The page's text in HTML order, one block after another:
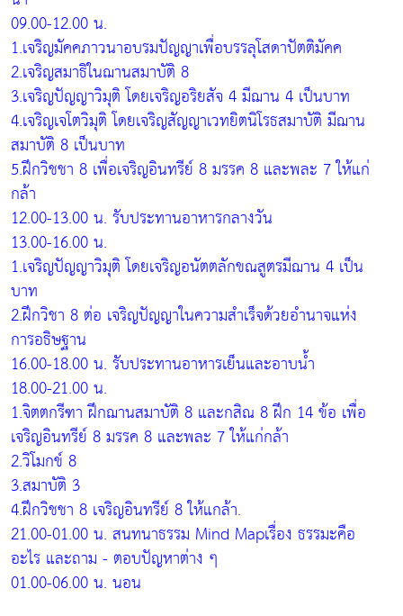
09.00-12.00 น.
1.เจริญมัคคภาวนาอบรมปัญญาเพื่อบรรลุโสดาปัตติมัคค
2.เจริญสมาธิในฌานสมาบัติ 8
3.เจริญปัญญาวิมุติ โดยเจริญอริยสัจ 4 มีฌาน 4 เป็นบาท
4.เจริญเจโตวิมุติ โดยเจริญสัญญาเวทยิตนิโรธสมาบัติ มีฌาน
สมาบัติ 8 เป็นบาท
5.ฝึกวิชชา 8 เพื่อเจริญอินทรีย์ 8 มรรค 8 และพละ 7 ให้แก่
กล้า
12.00-13.00 น. รับประทานอาหารกลางวัน
13.00-16.00 น.
1.เจริญปัญญาวิมุติ โดยเจริญอนัตตลักขณสูตรมีฌาน 4 เป็น
บาท
2.ฝึกวิชา 8 ต่อ เจริญปัญญาในความสำเร็จด้วยอำนาจแห่ง
การอธิษฐาน
16.00-18.00 น. รับประทานอาหารเย็นและอาบน้ำ
18.00-21.00 น.
1.จิตตกรีฑา ฝึกฌานสมาบัติ 8 และกสิณ 8 ฝึก 14 ข้อ เพื่อ
เจริญอินทรีย์ 8 มรรค 8 และพละ 7 ให้แก่กล้า
2.วิโมกข์ 8
3.สมาบัติ 3
4.ฝึกวิชชา 8 เจริญอินทรีย์ 8 ให้แกล้า.
21.00-01.00 น. สนทนาธรรม Mind Mapเรื่อง ธรรมะคือ
อะไร และถาม - ตอบปัญหาต่าง ๆ
01.00-06.00 น. นอน